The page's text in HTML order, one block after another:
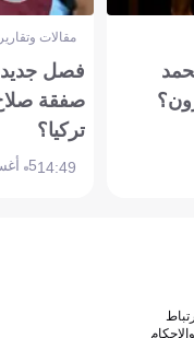
مقالات
فصل جديد
صفقة
تركيا؟
14:495 أغسطس 2026